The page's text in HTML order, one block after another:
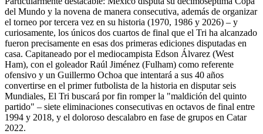
del Mundo y la novena de manera consecutiva, además de organizar
el torneo por tercera vez en su historia (1970, 1986 y 2026) – y
curiosamente, los únicos dos cuartos de final que el Tri ha alcanzado
fueron precisamente en esas dos primeras ediciones disputadas en
casa. Capitaneado por el mediocampista Edson Álvarez (West
Ham), con el goleador Raúl Jiménez (Fulham) como referente
ofensivo y un Guillermo Ochoa que intentará a sus 40 años
convertirse en el primer futbolista de la historia en disputar seis
Mundiales, El Tri buscará por fin romper la "maldición del quinto
partido" – siete eliminaciones consecutivas en octavos de final entre
1994 y 2018, y el doloroso descalabro en fase de grupos en Catar
2022.